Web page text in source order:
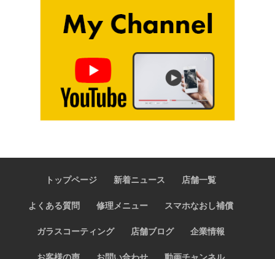
トップページ 新着ニュース 店舗一覧
よくある質問 修理メニュー スマホなおし補償
ガラスコーティング 店舗ブログ 企業情報